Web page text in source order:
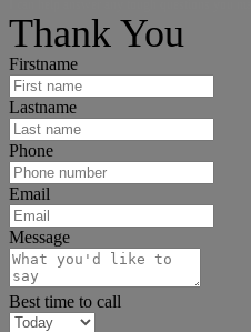
Thank You
Firstname
Lastname
Phone
Email
Message
Best time to call